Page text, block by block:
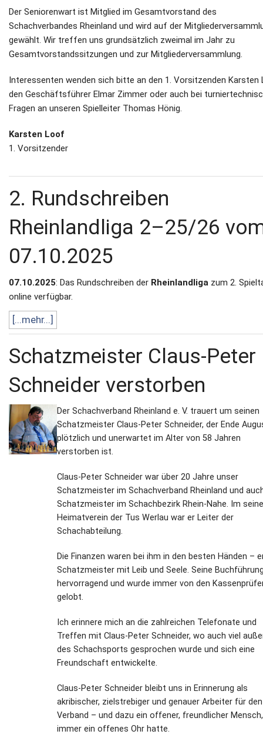
Der Seniorenwart ist Mitglied im Gesamtvorstand des
Schachverbandes Rheinland und wird auf der
gewählt. Wir treffen uns grundsätzlich zweimal im Jahr zu
Gesamtvorstandssitzungen und zur Mitgliederversammlung.
Interessenten wenden sich bitte an den 1. Vorsitzenden Karsten
den Geschäftsführer Elmar Zimmer oder auch bei
Fragen an unseren Spielleiter Thomas Hönig.
Karsten Loof
1. Vorsitzender
2. Rundschreiben
Rheinlandliga 2–25/26
07.10.2025
07.10.2025: Das Rundschreiben der Rheinlandliga zum 2.
online verfügbar.
[...mehr...]
Schatzmeister Claus-Peter
Schneider verstorben
Der Schachverband Rheinland e. V. trauert um seinen
Schatzmeister Claus-Peter Schneider, der Ende
plötzlich und unerwartet im Alter von 58 Jahren
verstorben ist.
Claus-Peter Schneider war über 20 Jahre unser
Schatzmeister im Schachverband Rheinland und
Schatzmeister im Schachbezirk Rhein-Nahe. Im
Heimatverein der Tus Werlau war er Leiter der
Schachabteilung.
Die Finanzen waren bei ihm in den besten Händen –
Schatzmeister mit Leib und Seele. Seine
hervorragend und wurde immer von den
gelobt.
Ich erinnere mich an die zahlreichen Telefonate und
Treffen mit Claus-Peter Schneider, wo auch viel
des Schachsports gesprochen wurde und sich eine
Freundschaft entwickelte.
Claus-Peter Schneider bleibt uns in Erinnerung als
akribischer, zielstrebiger und genauer Arbeiter für den
Verband – und dazu ein offener, freundlicher
immer ein offenes Ohr hatte.